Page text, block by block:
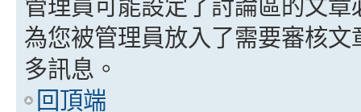
管理員可能設定了討論區的文
為您被管理員放入了需要審核
多訊息。
回頂端